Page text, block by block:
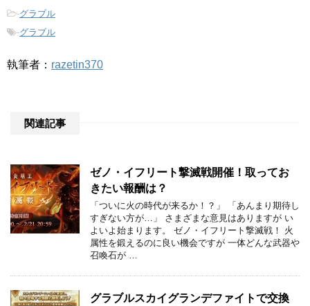
-グラブル
-グラブル
執筆者： razetin370
関連記事
ゼノ・イフリート撃滅戦開催！取ってお
きたい報酬は？
「ついに火の時代が来るか！？」 「あんまり期待し
すぎない方が…」 さまざまな意見はありますが い
よいよ始まります。 ゼノ・イフリート撃滅戦！ 火
属性を鍛えるのに良い機会ですが 一体どんな武器や
召喚石が …
グラブルスカイグランデファイトで交換